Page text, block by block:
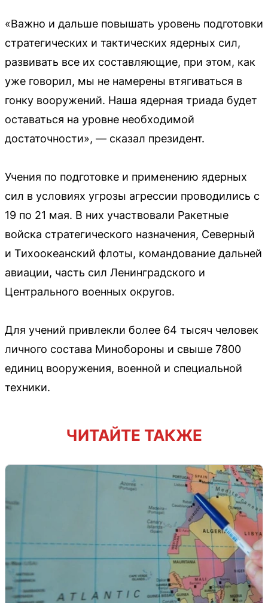
«Важно и дальше повышать уровень подготовки
стратегических и тактических ядерных сил,
развивать все их составляющие, при этом, как
уже говорил, мы не намерены втягиваться в
гонку вооружений. Наша ядерная триада будет
оставаться на уровне необходимой
достаточности», — сказал президент.
Учения по подготовке и применению ядерных
сил в условиях угрозы агрессии проводились с
19 по 21 мая. В них участвовали Ракетные
войска стратегического назначения, Северный
и Тихоокеанский флоты, командование дальней
авиации, часть сил Ленинградского и
Центрального военных округов.
Для учений привлекли более 64 тысяч человек
личного состава Минобороны и свыше 7800
единиц вооружения, военной и специальной
техники.
ЧИТАЙТЕ ТАКЖЕ